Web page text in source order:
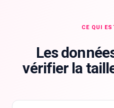
CE QUI
Les
vérifier la